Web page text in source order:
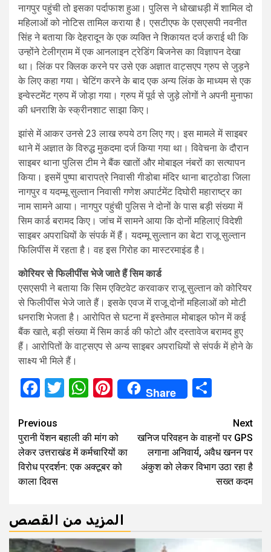
नागपुर पहुंची तो इसका पर्दाफाश हुआ। पुलिस ने धोखाधड़ी में शामिल दो
महिलाओं को नोटिस तामिल कराया है। एसटीएफ के एसएसपी नवनीत
सिंह ने बताया कि देहरादून के एक व्यक्ति ने शिकायत दर्ज कराई थी कि
उन्होंने टेलीग्राम में एक आनलाइन ट्रेडिंग बिजनेस का विज्ञापन देखा
था। लिंक पर क्लिक करने पर उसे एक अज्ञात वाट्सएप ग्रुप से जुड़ने
के लिए कहा गया। चेटिंग करने के बाद एक अन्य लिंक के माध्यम से एक
इन्वेस्टमेंट ग्रुप में जोड़ा गया। ग्रुप में पूर्व से जुड़े लोगों ने अपनी मुनाफा
की धनराशि के स्क्रीनशाट साझा किए।
झांसे में आकर उनसे 23 लाख रुपये ठग लिए गए। इस मामले में साइबर
थाने में अज्ञात के विरुद्ध मुकदमा दर्ज किया गया था। विवेचना के दौरान
साइबर थाना पुलिस टीम ने बैंक खातों और मोबाइल नंबरों का सत्यापन
किया। इसमें पुष्पा बारापत्रे निवासी गीडोबा मंदिर थाना बाट्ठोडा जिला
नागपुर व यदम्मू सुल्तान निवासी गणेश अपार्टमेंट दिघोरी महाराष्ट्र का
नाम सामने आया। नागपुर पहुंची पुलिस ने दोनों के पास बड़ी संख्या में
सिम कार्ड बरामद किए। जांच में सामने आया कि दोनों महिलाएं विदेशी
साइबर अपराधियों के संपर्क में हैं। यदम्मू सुल्तान का बेटा राजू सुल्तान
फिलिपींस में रहता है। वह इस गिरोह का मास्टरमाइंड है।
कोरियर से फिलीपींस भेजे जाते हैं सिम कार्ड
एसएसपी ने बताया कि सिम एक्टिवेट करवाकर राजू सुल्तान को कोरियर
से फिलीपींस भेजे जाते हैं। इसके एवज में राजू दोनों महिलाओं को मोटी
धनराशि भेजता है। आरोपित से घटना में इस्तेमाल मोबाइल फोन में कई
बैंक खाते, बड़ी संख्या में सिम कार्ड की फोटो और दस्तावेज बरामद हुए
हैं। आरोपितों के वाट्सएप से अन्य साइबर अपराधियों से संपर्क में होने के
साक्ष्य भी मिले हैं।
Facebook
TwitterWhatsApp
Pinterest
Share
Continue
Reading
Previous
पुरानी पेंशन बहाली की मांग को
लेकर उत्तराखंड में कर्मचारियों का
विरोध प्रदर्शन: एक अक्टूबर को
काला दिवस
Next
खनिज परिवहन के वाहनों पर GPS
लगाना अनिवार्य, अवैध खनन पर
अंकुश को लेकर विभाग उठा रहा है
सख्त कदम
المزيد من القصص